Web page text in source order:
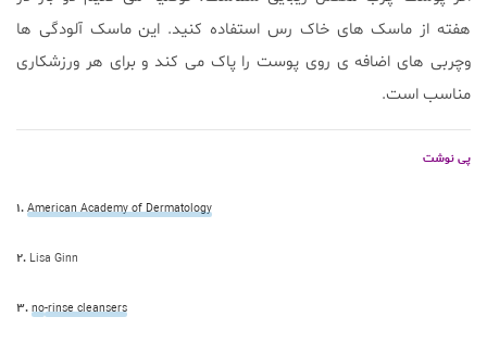
هفته از ماسک های خاک رس استفاده کنید. این ماسک آلودگی ها
وچربی های اضافه ی روی پوست را پاک می کند و برای هر ورزشکاری
مناسب است.
پی نوشت
۱. American Academy of Dermatology
۲. Lisa Ginn
۳. no-rinse cleansers